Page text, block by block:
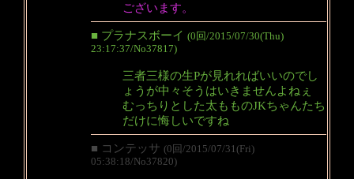
ございます。
■ プラナスボーイ (0回/2015/07/30(Thu)
23:17:37/No37817)
三者三様の生Pが見れればいいのでし
ょうが中々そうはいきませんよねぇ
むっちりとした太もものJKちゃんたち
だけに悔しいですね
■ コンテッサ (0回/2015/07/31(Fri)
05:38:18/No37820)